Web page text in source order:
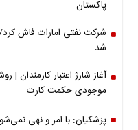
پاکستان
شد
آغاز شارژ اعتبار کارمندان |
موجودی حکمت کارت
پزشکیان: با امر و نهی